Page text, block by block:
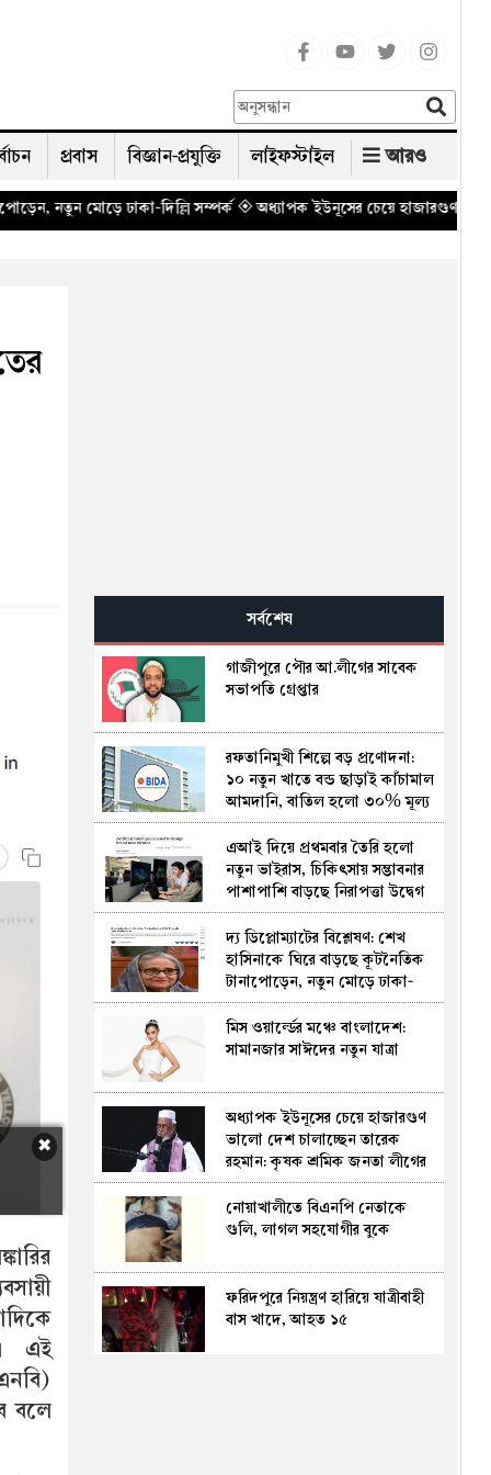
প্রবাস বিজ্ঞান-প্রযুক্তি লাইফস্টাইল আরও
দিল্লি সম্পর্ক◈ অধ্যাপক ইউনূসের চেয়ে হাজারগুণ ভালো দেশ চালাচ্ছেন
✖
এই
বলে
সর্বশেষ
গাজীপুরে পৌর আ.লীগের সাবেক
সভাপতি গ্রেপ্তার
রফতানিমুখী শিল্পে বড় প্রণোদনা:
১০ নতুন খাতে বন্ড ছাড়াই কাঁচামাল
আমদানি, বাতিল হলো ৩০% মূল্য
সংযোজনের শর্ত
এআই দিয়ে প্রথমবার তৈরি হলো
নতুন ভাইরাস, চিকিৎসায় সম্ভাবনার
পাশাপাশি বাড়ছে নিরাপত্তা উদ্বেগ
দ্য ডিপ্লোম্যাটের বিশ্লেষণ: শেখ
হাসিনাকে ঘিরে বাড়ছে কূটনৈতিক
টানাপোড়েন, নতুন মোড়ে ঢাকা-
দিল্লি সম্পর্ক
মিস ওয়ার্ল্ডের মঞ্চে বাংলাদেশ:
সামানজার সাঈদের নতুন যাত্রা
অধ্যাপক ইউনূসের চেয়ে হাজারগুণ
ভালো দেশ চালাচ্ছেন তারেক
রহমান: কৃষক শ্রমিক জনতা লীগের
সভাপতি কাদের সিদ্দিকী
নোয়াখালীতে বিএনপি নেতাকে
গুলি, লাগল সহযোগীর বুকে
ফরিদপুরে নিয়ন্ত্রণ হারিয়ে যাত্রীবাহী
বাস খাদে, আহত ১৫